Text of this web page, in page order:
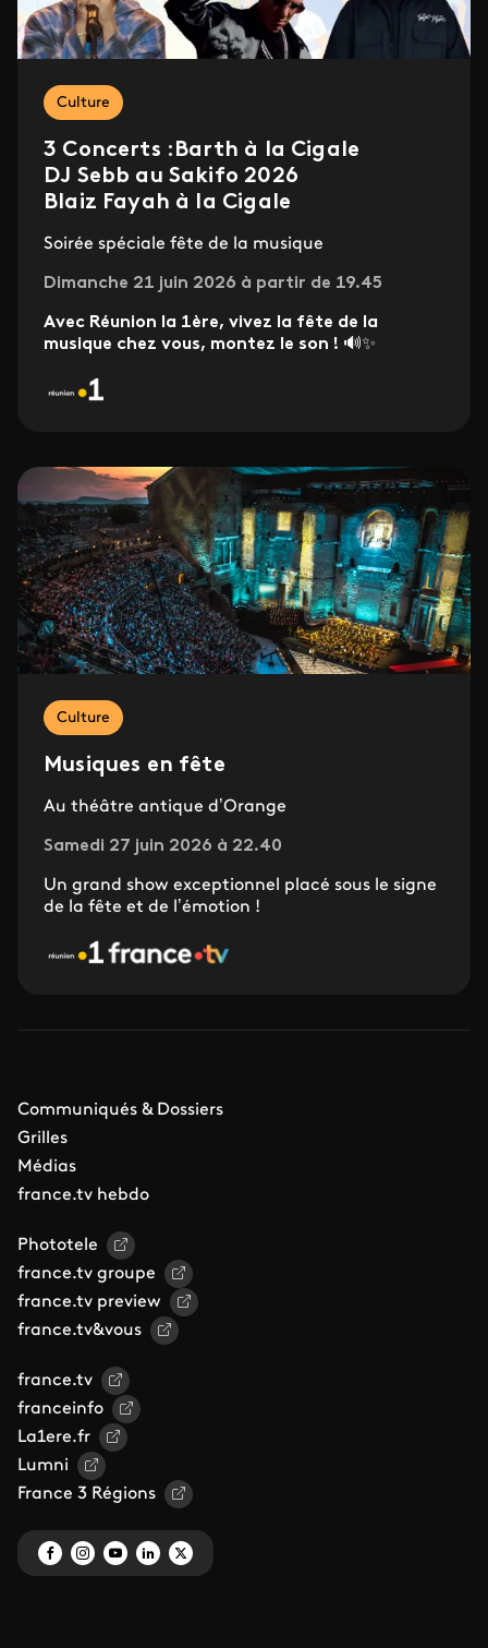
Culture
3 Concerts :Barth à la Cigale
DJ Sebb au Sakifo 2026
Blaiz Fayah à la Cigale
Soirée spéciale fête de la musique
Dimanche 21 juin 2026 à partir de 19.45
Avec Réunion la 1ère, vivez la fête de la
musique chez vous, montez le son ! 🔊✨
Culture
Musiques en fête
Au théâtre antique d’Orange
Samedi 27 juin 2026 à 22.40
Un grand show exceptionnel placé sous le signe
de la fête et de l’émotion !
Communiqués & Dossiers
Grilles
Médias
france.tv hebdo
Phototele
france.tv groupe
france.tv preview
france.tv&vous
france.tv
franceinfo
La1ere.fr
Lumni
France 3 Régions